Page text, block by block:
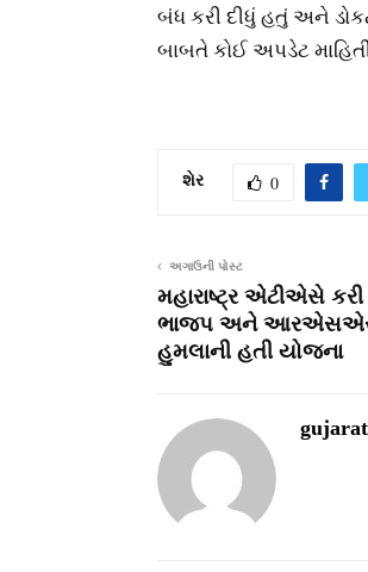
બંધ કરી દીધું હતું અને
બાબતે કોઈ અપડેટ
શેર 0
અગાઉની પોસ્ટ
મહારાષ્ટ્ર એટીએસે
ભાજપ અને
હુમલાની હતી યોજના